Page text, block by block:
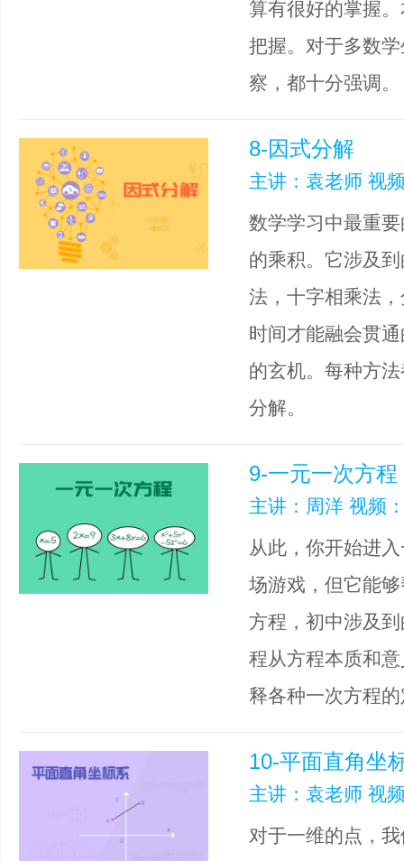
算有很好的掌握
把握。对于多数
察，都十分强调。
8-因式分解
主讲：袁老师 视
数学学习中最重
的乘积。它涉及
法，十字相乘法
时间才能融会贯
的玄机。每种方
分解。
9-一元一次方程
主讲：周洋 视频
从此，你开始进
场游戏，但它能
方程，初中涉及
程从方程本质和
释各种一次方程
10-平面直角坐
主讲：袁老师 视
对于一维的点，